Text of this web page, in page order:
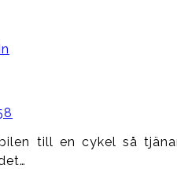
till en cykel så